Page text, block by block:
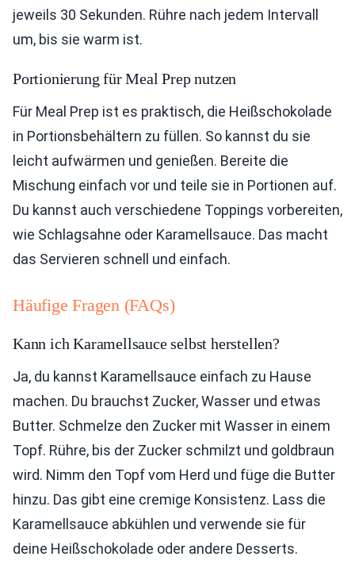
jeweils 30 Sekunden. Rühre nach jedem Intervall
um, bis sie warm ist.
Portionierung für Meal Prep nutzen
Für Meal Prep ist es praktisch, die Heißschokolade
in Portionsbehältern zu füllen. So kannst du sie
leicht aufwärmen und genießen. Bereite die
Mischung einfach vor und teile sie in Portionen auf.
Du kannst auch verschiedene Toppings vorbereiten,
wie Schlagsahne oder Karamellsauce. Das macht
das Servieren schnell und einfach.
Häufige Fragen (FAQs)
Kann ich Karamellsauce selbst herstellen?
Ja, du kannst Karamellsauce einfach zu Hause
machen. Du brauchst Zucker, Wasser und etwas
Butter. Schmelze den Zucker mit Wasser in einem
Topf. Rühre, bis der Zucker schmilzt und goldbraun
wird. Nimm den Topf vom Herd und füge die Butter
hinzu. Das gibt eine cremige Konsistenz. Lass die
Karamellsauce abkühlen und verwende sie für
deine Heißschokolade oder andere Desserts.